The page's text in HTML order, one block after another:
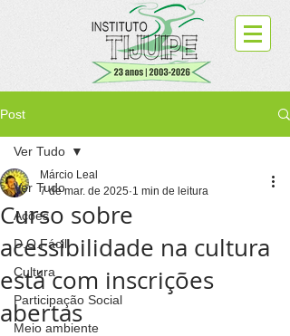
Post
Ver Tudo
Ações
D.O.Fácil
Cultura
Participação Social
Meio ambiente
Ver Tudo
Curso sobre
acessibilidade na cultura
está com inscrições
abertas
Márcio Leal
7 de mar. de 2025 1 min de leitura